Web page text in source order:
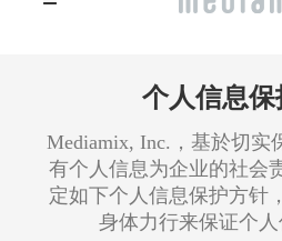
个人信息保
Mediamix, Inc.，基於切实
有个人信息为企业的社会
定如下个人信息保护方针
身体力行来保证个人